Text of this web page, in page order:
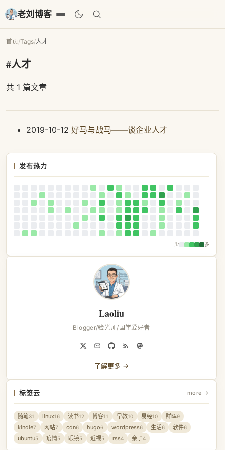
老刘博客
首页/Tags/人才
#人才
共 1 篇文章
2019-10-12 好马与战马——谈企业人才
发布热力
少 多
Laoliu
Blogger/验光师/国学爱好者
了解更多 →
标签云 more →
随笔31 linux16 读书12 博客11 早教10 易经10 群晖9
kindle7 网站7 cdn6 hugo6 wordpress6 生活6 软件6
ubuntu5 疫情5 眼镜5 近视5 rss4 亲子4